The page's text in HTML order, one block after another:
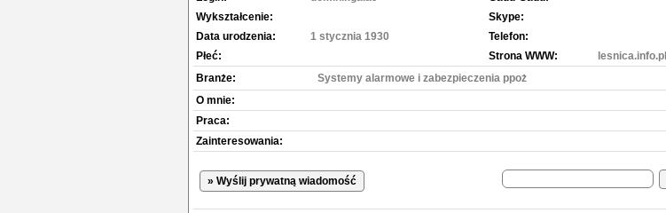
Wykształcenie:
Data urodzenia:
1 stycznia 1930
Płeć:
Skype:
Telefon:
Strona WWW:
lesnica.info.pl
Branże:
Systemy alarmowe i zabezpieczenia ppoż
O mnie:
Praca:
Zainteresowania:
» Wyślij prywatną wiadomość